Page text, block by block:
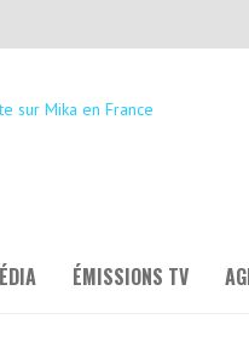
ÉMISSIONS TV